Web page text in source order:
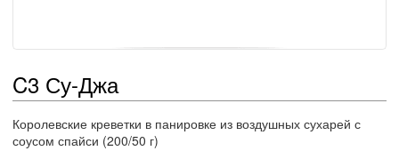
C3 Су-Джа
Королевские креветки в панировке из воздушных сухарей с
соусом спайси (200/50 г)